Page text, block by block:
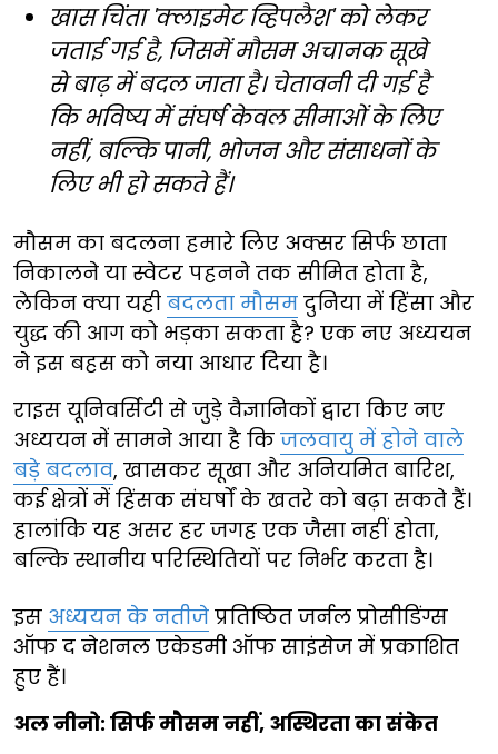
खास चिंता 'क्लाइमेट व्हिपलैश' को लेकर
जताई गई है, जिसमें मौसम अचानक सूखे
से बाढ़ में बदल जाता है। चेतावनी दी गई है
कि भविष्य में संघर्ष केवल सीमाओं के लिए
नहीं, बल्कि पानी, भोजन और संसाधनों के
लिए भी हो सकते हैं।
मौसम का बदलना हमारे लिए अक्सर सिर्फ छाता
निकालने या स्वेटर पहनने तक सीमित होता है,
लेकिन क्या यही बदलता मौसम दुनिया में हिंसा और
युद्ध की आग को भड़का सकता है? एक नए अध्ययन
ने इस बहस को नया आधार दिया है।
राइस यूनिवर्सिटी से जुड़े वैज्ञानिकों द्वारा किए नए
अध्ययन में सामने आया है कि जलवायु में होने वाले
बड़े बदलाव, खासकर सूखा और अनियमित बारिश,
कई क्षेत्रों में हिंसक संघर्षों के खतरे को बढ़ा सकते हैं।
हालांकि यह असर हर जगह एक जैसा नहीं होता,
बल्कि स्थानीय परिस्थितियों पर निर्भर करता है।
इस अध्ययन के नतीजे प्रतिष्ठित जर्नल प्रोसीडिंग्स
ऑफ द नेशनल एकेडमी ऑफ साइंसेज में प्रकाशित
हुए हैं।
अल नीनो: सिर्फ मौसम नहीं, अस्थिरता का संकेत